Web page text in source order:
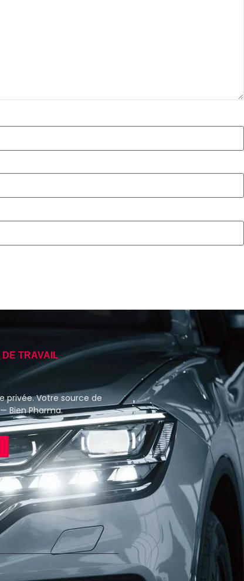
DE TRAVAIL
privée. Votre source de
Bien Pharma.